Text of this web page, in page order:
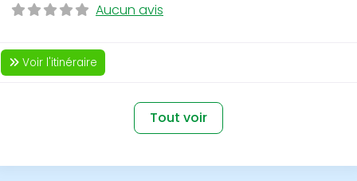
Aucun avis
Voir l'itinéraire
Tout voir